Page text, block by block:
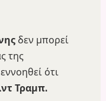
δεν μπορεί
της
ότι
Τραμπ.